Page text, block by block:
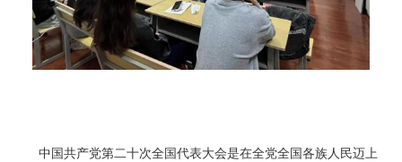
中国共产党第二十次全国代表大会是在全党全国各族人民迈上